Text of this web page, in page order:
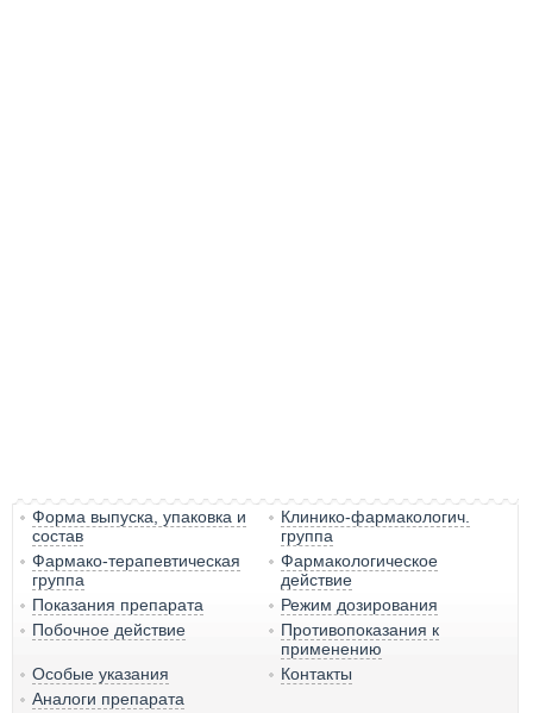
Форма выпуска, упаковка и
состав
Клинико-фармакологич.
группа
Фармако-терапевтическая
группа
Фармакологическое
действие
Показания препарата
Режим дозирования
Побочное действие
Противопоказания к
применению
Особые указания
Контакты
Аналоги препарата